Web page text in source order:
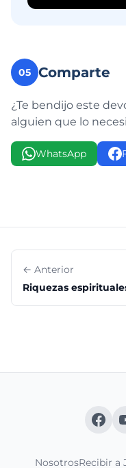
05 Comparte
¿Te bendijo este
alguien que lo
WhatsApp
← Anterior
Riquezas
NosotrosRecibir a